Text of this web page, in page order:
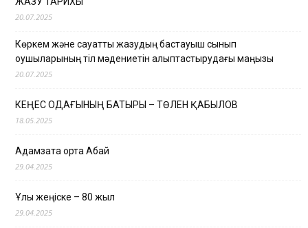
20.07.2025
Көркем және сауатты жазудың бастауыш сынып
оқушыларының тіл мәдениетін қалыптастырудағы маңызы
20.07.2025
КЕҢЕС ОДАҒЫНЫҢ БАТЫРЫ – ТӨЛЕН ҚАБЫЛОВ
18.05.2025
Адамзатқа ортақ Абай
29.04.2025
Ұлы жеңіске – 80 жыл
29.04.2025